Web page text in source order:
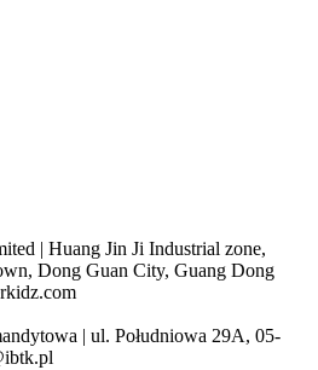
| Huang Jin Ji Industrial zone,
Dong Guan City, Guang Dong
| ul. Południowa 29A, 05-